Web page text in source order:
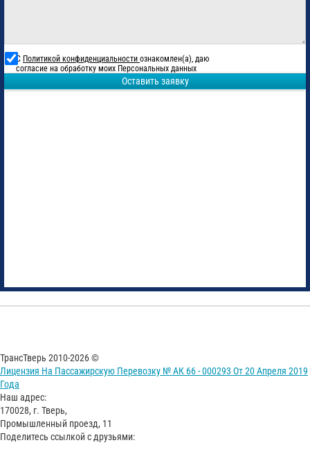
С Политикой конфиденциальности ознакомлен(а), даю
согласие на обработку моих Персональных данных
Оставить заявку
ТрансТверь 2010-2026 ©
Лицензия На Пассажирскую Перевозку № АК 66 - 000293 От 20 Апреля 2019
Года
Наш адрес:
170028, г. Тверь,
Промышленный проезд, 11
Поделитесь ссылкой с друзьями: